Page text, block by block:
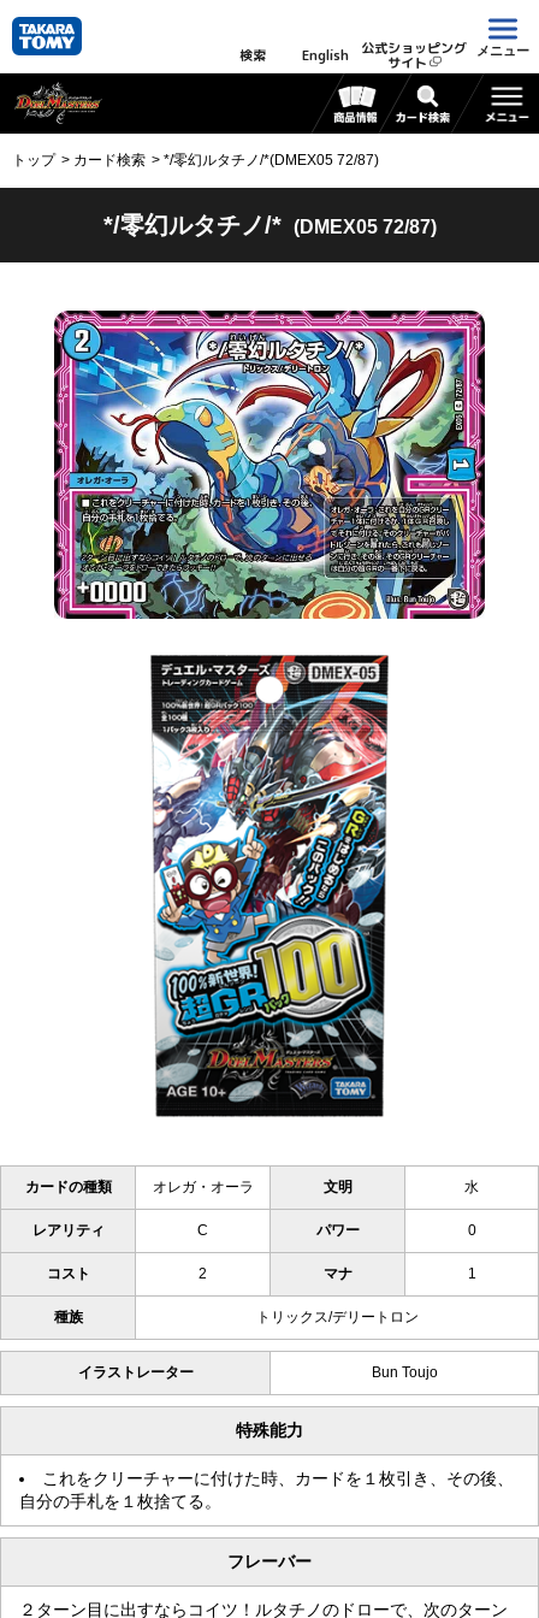
検索 English 公式ショッピング
サイト
メニュー
トップ カード検索 */零幻ルタチノ/*(DMEX05 72/87)
*/零幻ルタチノ/* (DMEX05 72/87)
カードの種類 オレガ・オーラ 文明 水
レアリティ C パワー 0
コスト 2 マナ 1
種族 トリックス/デリートロン
イラストレーター Bun Toujo
特殊能力
これをクリーチャーに付けた時、カードを１枚引き、その後、
自分の手札を１枚捨てる。
フレーバー
２ターン目に出すならコイツ！ルタチノのドローで、次のターン